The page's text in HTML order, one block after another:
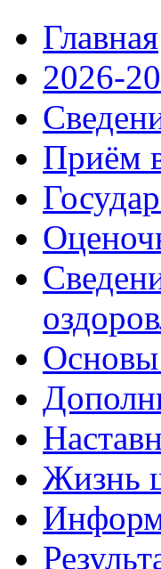
Главная
2026-
Приём
Основы
Жизнь